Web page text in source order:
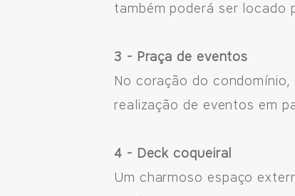
também poderá ser locado
3 - Praça de eventos
No coração do
realização de eventos em
4 - Deck coqueiral
Um charmoso espaço